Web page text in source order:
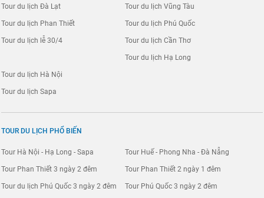
Tour du lịch Đà Lạt
Tour du lịch Phan Thiết
Tour du lịch lễ 30/4
Tour du lịch Vũng Tàu
Tour du lịch Phú Quốc
Tour du lịch Cần Thơ
Tour du lịch Hạ Long
Tour du lịch Hà Nội
Tour du lịch Sapa
TOUR DU LỊCH PHỔ BIẾN
Tour Hà Nội - Hạ Long - Sapa Tour Huế - Phong Nha - Đà Nẵng
Tour Phan Thiết 3 ngày 2 đêm Tour Phan Thiết 2 ngày 1 đêm
Tour du lịch Phú Quốc 3 ngày 2 đêm Tour Phú Quốc 3 ngày 2 đêm